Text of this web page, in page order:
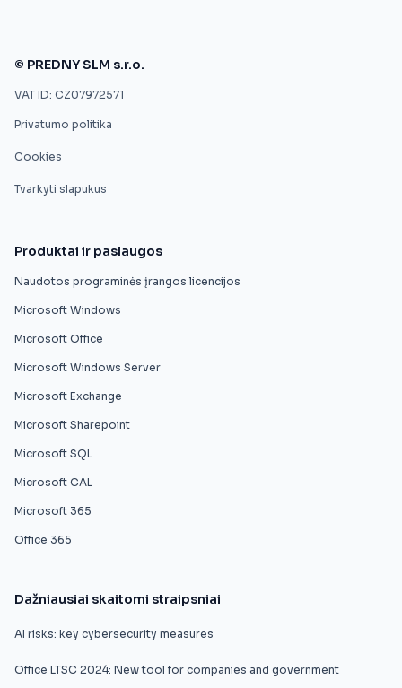
© PREDNY SLM s.r.o.
VAT ID: CZ07972571
Privatumo politika
Cookies
Tvarkyti slapukus
Produktai ir paslaugos
Naudotos programinės įrangos licencijos
Microsoft Windows
Microsoft Office
Microsoft Windows Server
Microsoft Exchange
Microsoft Sharepoint
Microsoft SQL
Microsoft CAL
Microsoft 365
Office 365
Dažniausiai skaitomi straipsniai
AI risks: key cybersecurity measures
Office LTSC 2024: New tool for companies and government